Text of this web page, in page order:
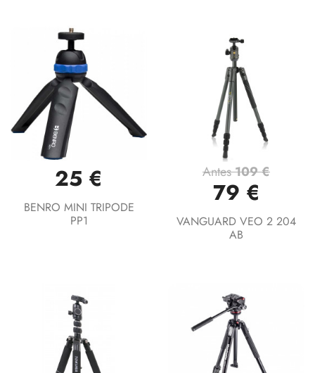
25 €
BENRO MINI TRIPODE
PP1
Antes109 €
79 €
VANGUARD VEO 2 204
AB